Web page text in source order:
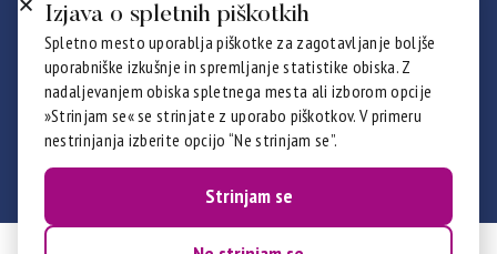
ICRN (Sekcija MS in ZT v pulmologiji)
Poglej vse
Certifikati
Izjava o spletnih piškotkih
Spletno mesto uporablja piškotke za zagotavljanje boljše
uporabniške izkušnje in spremljanje statistike obiska. Z
nadaljevanjem obiska spletnega mesta ali izborom opcije
»Strinjam se« se strinjate z uporabo piškotkov. V primeru
nestrinjanja izberite opcijo “Ne strinjam se”.
Strinjam se